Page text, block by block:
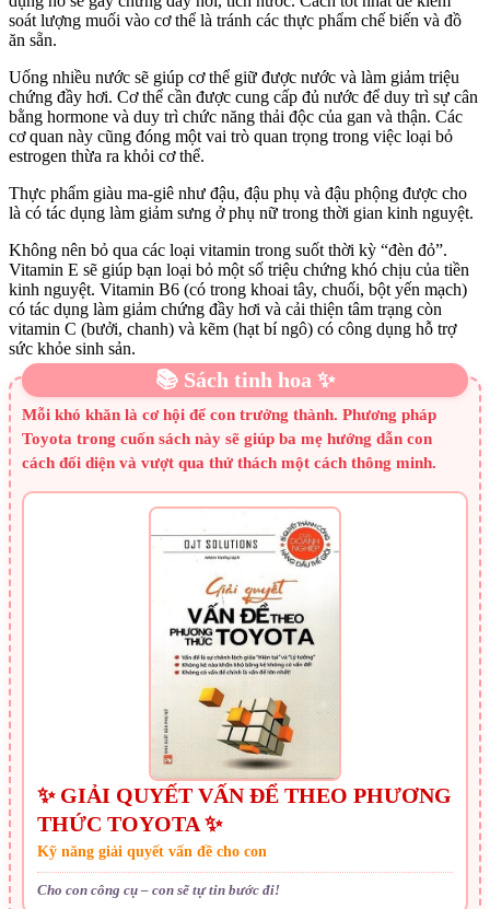
soát lượng muối vào cơ thể là tránh các thực phẩm chế biến và đồ
ăn sẵn.
Uống nhiều nước sẽ giúp cơ thể giữ được nước và làm giảm triệu
chứng đầy hơi. Cơ thể cần được cung cấp đủ nước để duy trì sự cân
bằng hormone và duy trì chức năng thải độc của gan và thận. Các
cơ quan này cũng đóng một vai trò quan trọng trong việc loại bỏ
estrogen thừa ra khỏi cơ thể.
Thực phẩm giàu ma-giê như đậu, đậu phụ và đậu phộng được cho
là có tác dụng làm giảm sưng ở phụ nữ trong thời gian kinh nguyệt.
Không nên bỏ qua các loại vitamin trong suốt thời kỳ “đèn đỏ”.
Vitamin E sẽ giúp bạn loại bỏ một số triệu chứng khó chịu của tiền
kinh nguyệt. Vitamin B6 (có trong khoai tây, chuối, bột yến mạch)
có tác dụng làm giảm chứng đầy hơi và cải thiện tâm trạng còn
vitamin C (bưởi, chanh) và kẽm (hạt bí ngô) có công dụng hỗ trợ
sức khỏe sinh sản.
📚 Sách tinh hoa ✨
Mỗi khó khăn là cơ hội để con trưởng thành. Phương pháp
Toyota trong cuốn sách này sẽ giúp ba mẹ hướng dẫn con
cách đối diện và vượt qua thử thách một cách thông minh.
✨ GIẢI QUYẾT VẤN ĐỂ THEO PHƯƠNG
THỨC TOYOTA ✨
Kỹ năng giải quyết vấn đề cho con
Cho con công cụ – con sẽ tự tin bước đi!